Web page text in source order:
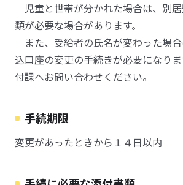
児童と世帯が分かれた場合は、別
類が必要な場合があります。
また、受給者の氏名が変わった場
込口座の変更の手続きが必要になり
付課へお問い合わせください。
手続期限
変更があったときから１４日以内